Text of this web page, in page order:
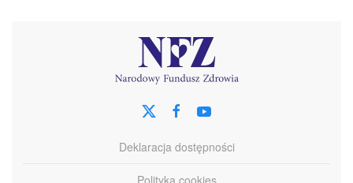
Deklaracja dostępności
Polityka cookies